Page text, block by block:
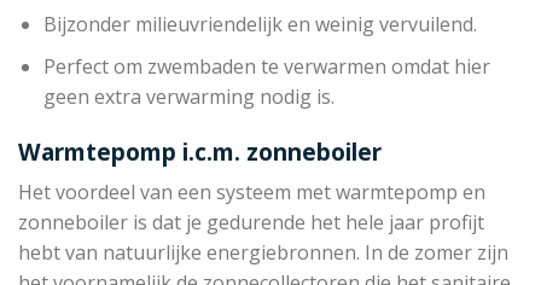
Bijzonder milieuvriendelijk en weinig vervuilend.
Perfect om zwembaden te verwarmen omdat hier
geen extra verwarming nodig is.
Warmtepomp i.c.m. zonneboiler
Het voordeel van een systeem met warmtepomp en
zonneboiler is dat je gedurende het hele jaar profijt
hebt van natuurlijke energiebronnen. In de zomer zijn